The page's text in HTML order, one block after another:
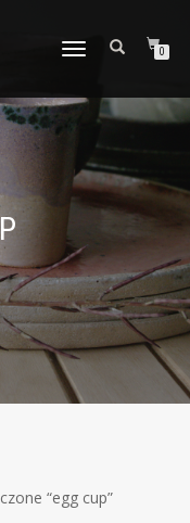
TOGGLE
0
“egg cup”